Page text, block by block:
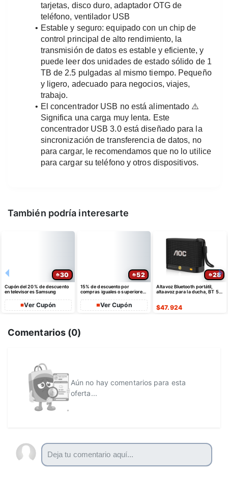
tarjetas, disco duro, adaptador OTG de
teléfono, ventilador USB
Estable y seguro: equipado con un chip de
control principal de alto rendimiento, la
transmisión de datos es estable y eficiente, y
puede leer dos unidades de estado sólido de 1
TB de 2.5 pulgadas al mismo tiempo. Pequeño
y ligero, adecuado para negocios, viajes,
trabajo.
El concentrador USB no está alimentado ⚠️
Significa una carga muy lenta. Este
concentrador USB 3.0 está diseñado para la
sincronización de transferencia de datos, no
para cargar, le recomendamos que no lo utilice
para cargar su teléfono y otros dispositivos.
También podría interesarte
30
Cupón del 20% de descuento
en televisores Samsung
Ver Cupón
52
15% de descuento por
compras iguales o superiores
de dto
Ver Cupón
28
Altavoz Bluetooth portátil,
altaavoz para la ducha, BT 5.4
$47.924
Comentarios (0)
Aún no hay comentarios para esta
oferta...